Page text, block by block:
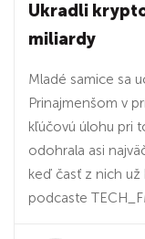
Ukradli
miliardy
Mladé samice sa
Prinajmenšom v
kľúčovú úlohu pri
odohrala asi
keď časť z nich už
podcaste